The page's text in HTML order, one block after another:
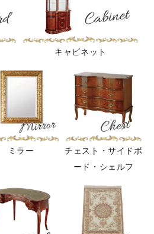
キャビネット
ミラー
チェスト・サイドボ
ード・シェルフ